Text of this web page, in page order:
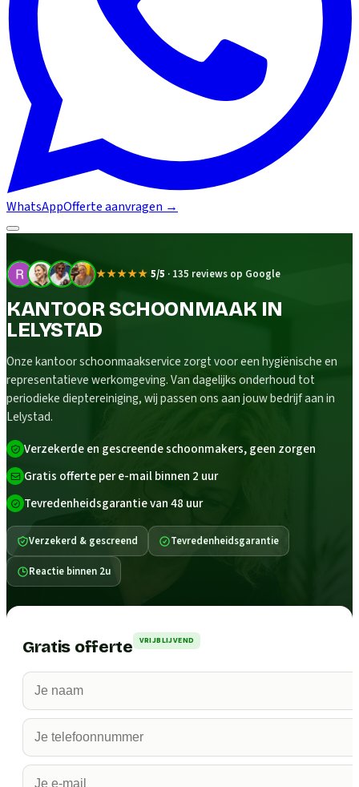
WhatsAppOfferte aanvragen →
★★★★★ 5/5 · 135 reviews op Google
KANTOOR SCHOONMAAK IN
LELYSTAD
Onze kantoor schoonmaakservice zorgt voor een hygiënische en
representatieve werkomgeving. Van dagelijks onderhoud tot
periodieke dieptereiniging, wij passen ons aan jouw bedrijf aan in
Lelystad.
Verzekerde en gescreende schoonmakers, geen zorgen
Gratis offerte per e-mail binnen 2 uur
Tevredenheidsgarantie van 48 uur
Verzekerd & gescreend Tevredenheidsgarantie
Reactie binnen 2u
Gratis offerte VRIJBLIJVEND